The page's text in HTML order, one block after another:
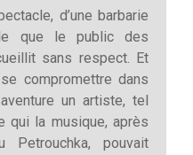
d’une barbarie
que le public des
sans respect. Et
compromettre dans
un artiste, tel
qui la musique, après
Petrouchka, pouvait